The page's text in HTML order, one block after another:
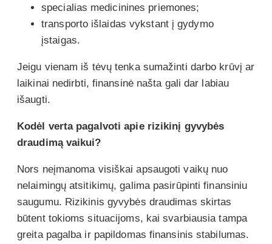
specialias medicinines priemones;
transporto išlaidas vykstant į gydymo
įstaigas.
Jeigu vienam iš tėvų tenka sumažinti darbo krūvį ar
laikinai nedirbti, finansinė našta gali dar labiau
išaugti.
Kodėl verta pagalvoti apie rizikinį gyvybės
draudimą vaikui?
Nors neįmanoma visiškai apsaugoti vaikų nuo
nelaimingų atsitikimų, galima pasirūpinti finansiniu
saugumu. Rizikinis gyvybės draudimas skirtas
būtent tokioms situacijoms, kai svarbiausia tampa
greita pagalba ir papildomas finansinis stabilumas.